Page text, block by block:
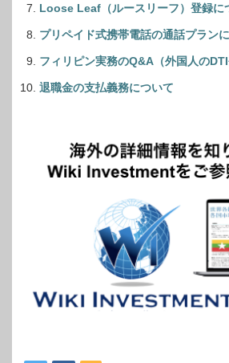
Loose Leaf（ルースリーフ）登録に
プリペイド式携帯電話の通話プラン
フィリピン実務のQ&A（外国人のDTI
退職金の支払義務について